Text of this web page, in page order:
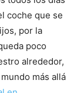
coche que se
por la
poco
alrededor,
más allá